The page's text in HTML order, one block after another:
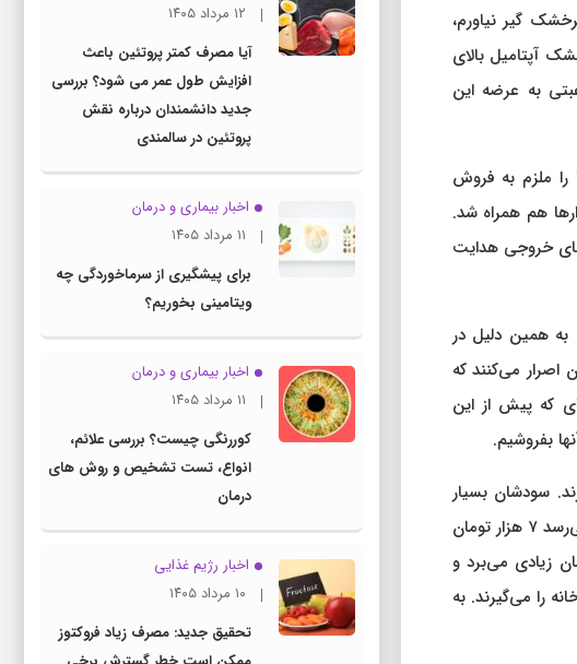
گیر نیاورم،
تعداد زیادی از داروخانه‌ها سر زدم و در نهایت ۵ قوطی شیرخشک آپتامیل بالای
به عرضه این
را ملزم به فروش
هم همراه شد.
خروجی هدایت
به همین دلیل در
می‌کنند که
که پیش از این
سودشان بسیار
پایین است، چیزی حدود ۴ تا ۷درصد. یعنی از اگر شیرخشک‌ها ۷۰ هزار تومان قیمت داشته باشند، نهایت سودی که به ما می‌رسد ۷ هزار تومان
زیادی می‌برد و
را می‌گیرند. به
۱۲ مرداد ۱۴۰۵
آیا مصرف کمتر پروتئین باعث
افزایش طول عمر می شود؟ بررسی
جدید دانشمندان درباره نقش
پروتئین در سالمندی
اخبار بیماری و درمان
۱۱ مرداد ۱۴۰۵
برای پیشگیری از سرماخوردگی چه
ویتامینی بخوریم؟
اخبار بیماری و درمان
۱۱ مرداد ۱۴۰۵
کوررنگی چیست؟ بررسی علائم،
انواع، تست تشخیص و روش های
درمان
اخبار رژیم غذایی
۱۰ مرداد ۱۴۰۵
تحقیق جدید: مصرف زیاد فروکتوز